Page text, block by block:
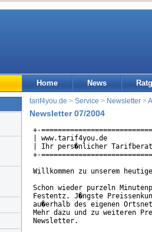
Home News
tarif4you.de > Service > Newsletter >
Newsletter 07/2004
+-
| www.tarif4you.de
| Ihr pers�nlicher
+-
Willkommen zu unserem
Schon wieder purzeln
Festentz. J�ngste
au�erhalb des eigenen
Mehr dazu und zu weiteren
Newsletter.